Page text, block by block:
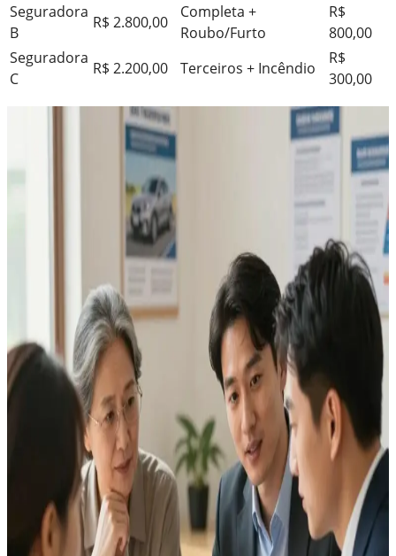
Seguradora
B
R$ 2.800,00
Completa +
Roubo/Furto
R$
800,00
Seguradora
C
R$ 2.200,00 Terceiros + Incêndio
R$
300,00